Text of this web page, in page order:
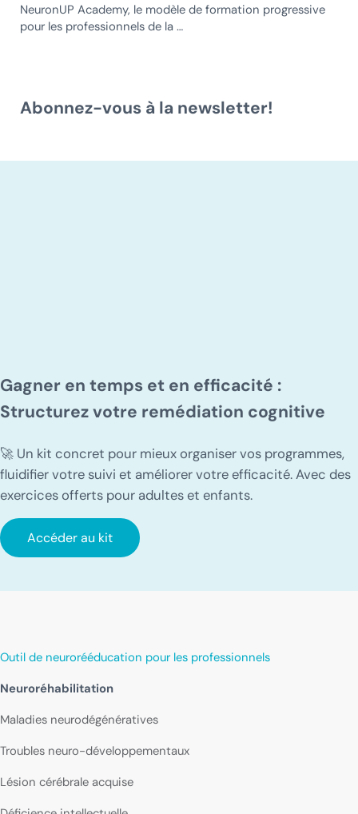
NeuronUP Academy, le modèle de formation progressive
pour les professionnels de la …
Abonnez-vous à la newsletter!
Gagner en temps et en efficacité :
Structurez votre remédiation cognitive
🚀 Un kit concret pour mieux organiser vos programmes,
fluidifier votre suivi et améliorer votre efficacité. Avec des
exercices offerts pour adultes et enfants.
Accéder au kit
Outil de neurorééducation pour les professionnels
Neuroréhabilitation
Maladies neurodégénératives
Troubles neuro-développementaux
Lésion cérébrale acquise